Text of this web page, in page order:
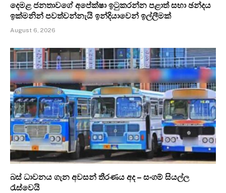
දෙමළ ජනතාවගේ අපේක්ෂා ඉටුකරන්න පළාත් සභා ඡන්දය
ඉක්මනින් පවත්වන්නැයි ඉන්දියාවෙන් ඉල්ලීමක්
August 6, 2026
බස් ධාවනය ගැන අවසන් තීරණය අද – සංගම් සියල්ල
රැස්වෙයි